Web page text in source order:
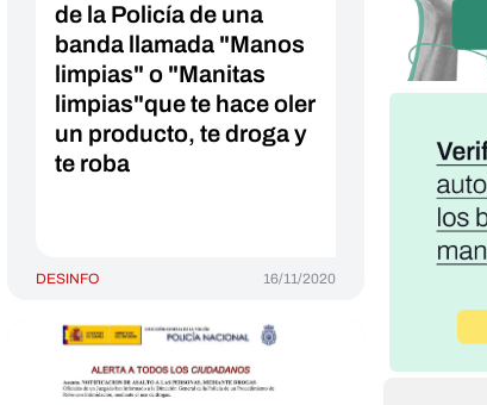
de la Policía de una
banda llamada "Manos
limpias" o "Manitas
limpias"que te hace oler
un producto, te droga y
te roba
DESINFO 16/11/2020